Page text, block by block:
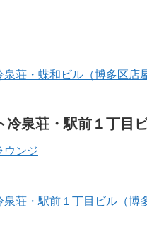
泉荘・蝶和ビル（博多区店
冷泉荘・駅前１丁目
泉荘・駅前１丁目ビル（博